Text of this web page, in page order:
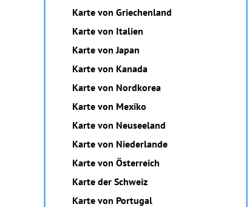
Karte von Griechenland
Karte von Italien
Karte von Japan
Karte von Kanada
Karte von Nordkorea
Karte von Mexiko
Karte von Neuseeland
Karte von Niederlande
Karte von Österreich
Karte der Schweiz
Karte von Portugal